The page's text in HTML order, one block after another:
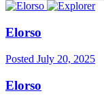
Elorso
Posted July 20, 2025
Elorso